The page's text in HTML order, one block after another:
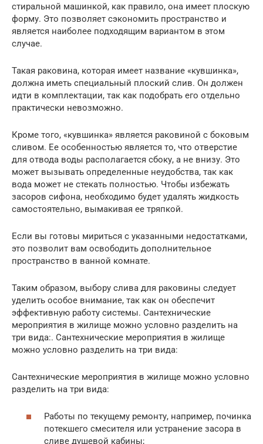
стиральной машинкой, как правило, она имеет плоскую
форму. Это позволяет сэкономить пространство и
является наиболее подходящим вариантом в этом
случае.
Такая раковина, которая имеет название «кувшинка»,
должна иметь специальный плоский слив. Он должен
идти в комплектации, так как подобрать его отдельно
практически невозможно.
Кроме того, «кувшинка» является раковиной с боковым
сливом. Ее особенностью является то, что отверстие
для отвода воды располагается сбоку, а не внизу. Это
может вызывать определенные неудобства, так как
вода может не стекать полностью. Чтобы избежать
засоров сифона, необходимо будет удалять жидкость
самостоятельно, вымакивая ее тряпкой.
Если вы готовы мириться с указанными недостатками,
это позволит вам освободить дополнительное
пространство в ванной комнате.
Таким образом, выбору слива для раковины следует
уделить особое внимание, так как он обеспечит
эффективную работу системы. Сантехнические
мероприятия в жилище можно условно разделить на
три вида:. Сантехнические мероприятия в жилище
можно условно разделить на три вида:
Сантехнические мероприятия в жилище можно условно
разделить на три вида:
Работы по текущему ремонту, например, починка
потекшего смесителя или устранение засора в
сливе душевой кабины;